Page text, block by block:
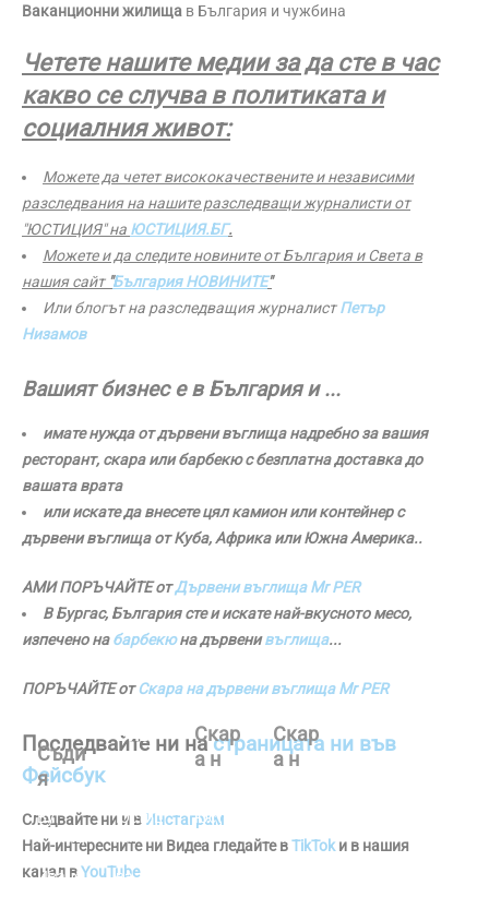
Ваканционни жилища в България и чужбина
Четете нашите медии за да сте в час
какво се случва в политиката и
социалния живот:
Можете да четет висококачествените и независими
разследвания на нашите разследващи журналисти от
"ЮСТИЦИЯ" на ЮСТИЦИЯ.БГ.
Можете и да следите новините от България и Света в
нашия сайт "България НОВИНИТЕ"
Или блогът на разследващия журналистПетър
Низамов
Вашият бизнес е в България и ...
имате нужда от дървени въглища надребно за вашия
ресторант, скара или барбекю с безплатна доставка до
вашата врата
или искате да внесете цял камион или контейнер с
дървени въглища от Куба, Африка или Южна Америка..
АМИ ПОРЪЧАЙТЕ отДървени въглища Mr PER
В Бургас, България сте и искате най-вкусното месо,
изпечено набарбекюна дървенивъглища...
ПОРЪЧАЙТЕ отСкара на дървени въглища Mr PER
Последвайте ни настраницата ни във
Фейсбук
Следвайте ни и в Инстаграм
Най-интересните ни Видеа гледайте вTikTokи в нашия
канал вYouTube
Съди
я
ина
Мав
роди
By
Юстиц
ия
Ивано
Бив
титу
на
Троя
Юстиц
ия
Ивано
ва
Скар
а на
ени
въгл
Юстиц
ия
Ивано
Скар
а на
въгл
ия
Ивано